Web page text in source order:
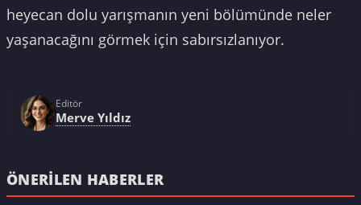
heyecan dolu yarışmanın yeni bölümünde neler
yaşanacağını görmek için sabırsızlanıyor.
Editör
Merve Yıldız
ÖNERILEN HABERLER